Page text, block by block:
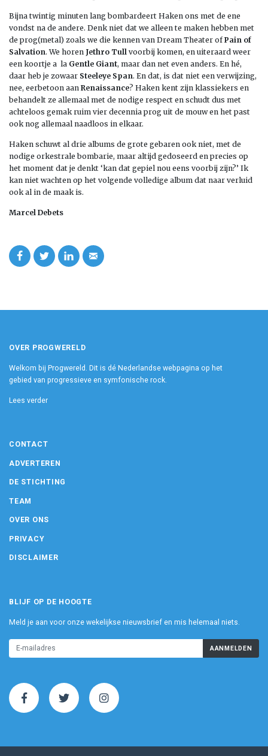
Bijna twintig minuten lang bombardeert Haken ons met de ene
vondst na de andere. Denk niet dat we alleen te maken hebben met
de prog(metal) zoals we die kennen van Dream Theater ofPain of
Salvation. We horen Jethro Tull voorbij komen, en uiteraard weer
een koortje a la Gentle Giant, maar dan net even anders. En hé,
daar heb je zowaar Steeleye Span. En dat, is dat niet een verwijzing,
nee, eerbetoon aan Renaissance? Haken kent zijn klassiekers en
behandelt ze allemaal met de nodige respect en schudt dus met
achteloos gemak ruim vier decennia prog uit de mouw en het past
ook nog allemaal naadloos in elkaar.
Haken schuwt al drie albums de grote gebaren ook niet, met de
nodige orkestrale bombarie, maar altijd gedoseerd en precies op
het moment dat je denkt ‘kan dat gepiel nou eens voorbij zijn?’ Ik
kan niet wachten op het volgende volledige album dat naar verluid
ook al in de maak is.
Marcel Debets
OVER PROGWERELD
Welkom bij Progwereld. Dit is dé Nederlandse webpagina op het
gebied van progressieve en symfonische rock.
Lees verder
CONTACT
ADVERTEREN
DE STICHTING
TEAM
OVER ONS
PRIVACY
DISCLAIMER
BLIJF OP DE HOOGTE
Meld je aan voor onze wekelijkse nieuwsbrief en mis helemaal niets.
AANMELDEN